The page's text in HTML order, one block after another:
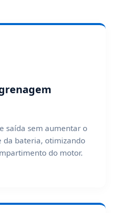
saída sem aumentar o
da bateria, otimizando
do motor.